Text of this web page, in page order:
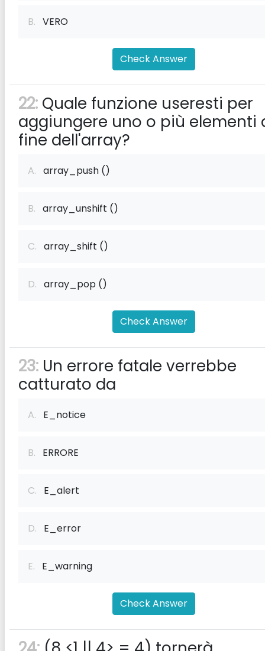
B. VERO
Check Answer
22: Quale funzione useresti per
aggiungere uno o più elementi
fine dell'array?
A. array_push ()
B. array_unshift ()
C. array_shift ()
D. array_pop ()
Check Answer
23: Un errore fatale verrebbe
catturato da
A. E_notice
B. ERRORE
C. E_alert
D. E_error
E. E_warning
Check Answer